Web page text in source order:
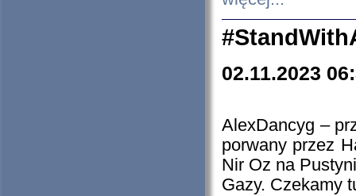
02.11.2023
AlexDancyg –
porwany przez
Nir Oz na
Gazy. Czekamy